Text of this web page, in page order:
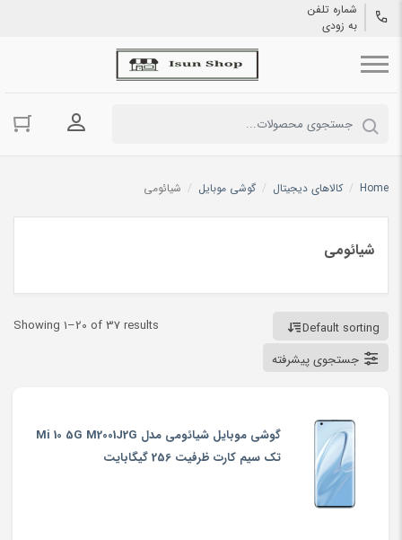
شماره تلفن
به زودی
ورود به
Home
/ کالاهای دیجیتال / گوشی موبایل / شیائومی
شیائومی
Showing 1–20 of 37 results
Default sorting
جستجوی پیشرفته
گوشی موبایل شیائومی مدل Mi 10 5G M2001J2G
تک سیم‌ کارت ظرفیت 256 گیگابایت